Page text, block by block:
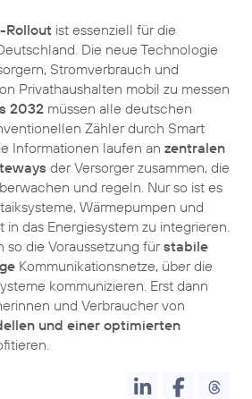
ist essenziell für die
Die neue Technologie
Stromverbrauch und
Privathaushalten mobil zu messen
2032 müssen alle deutschen
Zähler durch Smart
Informationen laufen an zentralen
der Versorger zusammen, die
und regeln. Nur so ist es
Wärmepumpen und
das Energiesystem zu integrieren.
so die Voraussetzung fürstabile
Kommunikationsnetze, über die
kommunizieren. Erst dann
und Verbraucher von
und einer optimierten